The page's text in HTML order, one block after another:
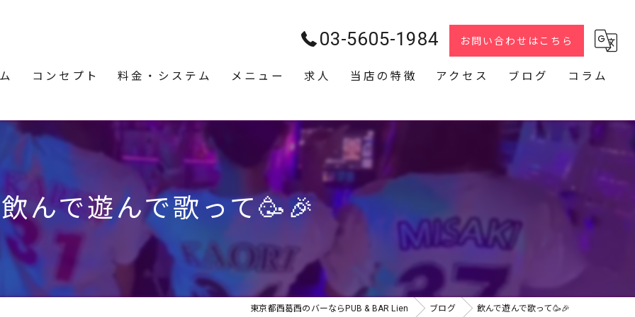
03-5605-1984 お問い合わせはこちら
コンセプト 料金・システム メニュー 求人 当店の特徴
スナック
2次会
貸切
アクセス ブログ コラム
飲んで遊んで歌って🥳🎉
東京都西葛西のバーならPUB & BAR Lien ブログ 飲んで遊んで歌って🥳🎉